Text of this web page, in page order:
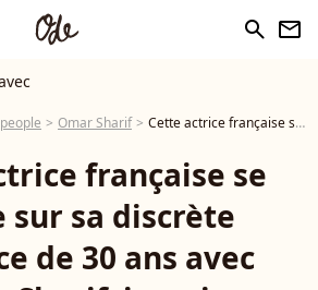
search newsletter
Omar Sharif Cette actrice française se confie sur sa discrète romance de 30 ans avec Omar Sharif, jamais officialisée : "Il ne voulait pas avoir de responsabilité..."
française se
sur sa discrète
de 30 ans avec